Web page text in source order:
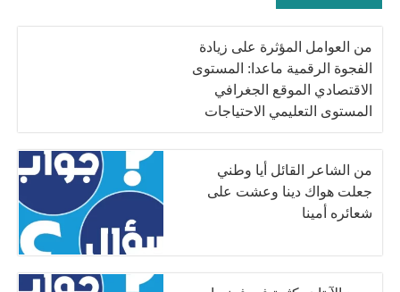
من العوامل المؤثرة على زيادة
الفجوة الرقمية ماعدا: المستوى
الاقتصادي الموقع الجغرافي
المستوى التعليمي الاحتياجات
المادية
من الشاعر القائل أيا وطني
جعلت هواك دينا وعشت على
شعائره أمينا